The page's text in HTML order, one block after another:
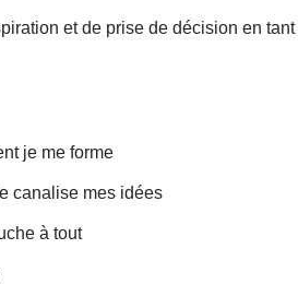
et de prise de décision en
je me forme
canalise mes idées
à tout